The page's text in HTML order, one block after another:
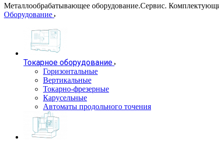
Металлообрабатывающее оборудование.Сервис.
Оборудование
Токарное оборудование
Горизонтальные
Вертикальные
Токарно-фрезерные
Карусельные
Автоматы продольного точения